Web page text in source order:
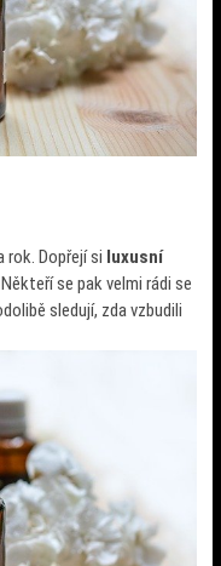
rok. Dopřejí si luxusní
se pak velmi rádi se
sledují, zda vzbudili